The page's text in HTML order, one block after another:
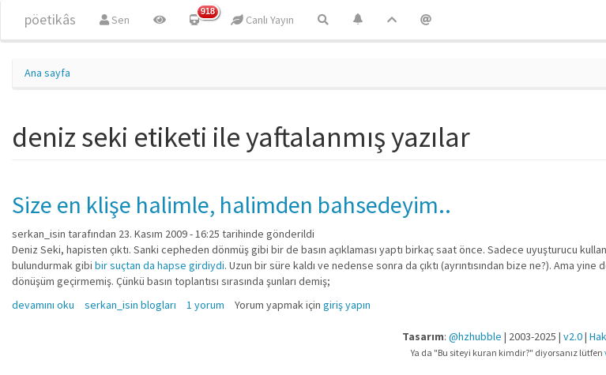
pöetikâs Sen
918
Canlı Yayın
Ana sayfa
deniz seki etiketi ile yaftalanmış yazılar
Size en klişe halimle, halimden bahsedeyim..
serkan_isin tarafından 23. Kasım 2009 - 16:25 tarihinde gönderildi
Deniz Seki, hapisten çıktı. Sanki cepheden dönmüş gibi bir de basın açıklaması yaptı birkaç saat önce. Sadece uyuşturucu
bulundurmak gibi bir suçtan da hapse girdiydi. Uzun bir süre kaldı ve nedense sonra da çıktı (ayrıntısından bize ne?). Ama
dönüşüm geçirmemiş. Çünkü basın toplantısı sırasında şunları demiş;
Size en klişe halimle, halimden bahsedeyim.. hakkında
devamını oku serkan_isin blogları 1 yorum Yorum yapmak için giriş yapın
Tasarım: @hzhubble | 2003-2025 | v2.0|
Ya da "Bu siteyi kuran kimdir?" diyorsanız lütfen